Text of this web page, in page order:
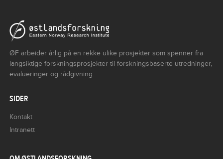
ØF arbeider årlig på en rekke ulike prosjekter som spenner fra
langsiktige forskningsprosjekter til forskningsbaserte utredninger,
evalueringer og rådgivning.
SIDER
Kontakt
Intranett